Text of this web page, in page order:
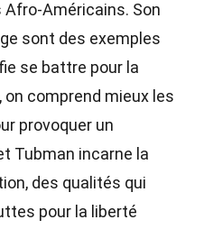
Américains. Son
sont des exemples
se battre pour la
comprend mieux les
provoquer un
Tubman incarne la
des qualités qui
pour la liberté